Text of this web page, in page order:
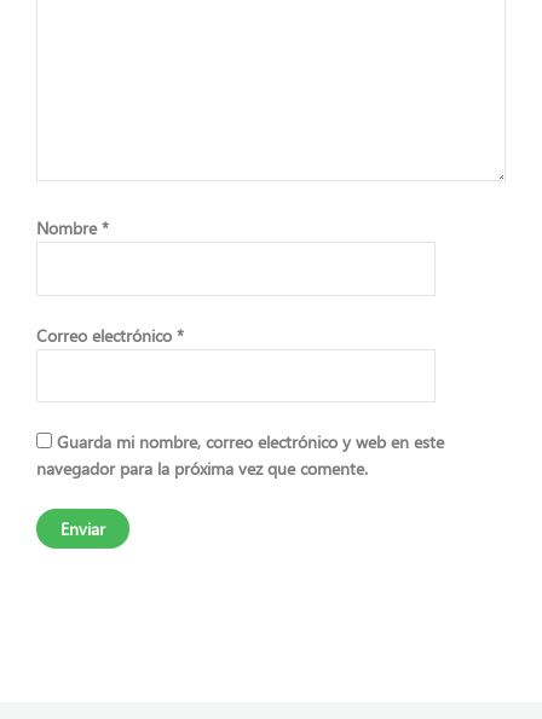
Nombre*
Correo electrónico *
Guarda mi nombre, correo electrónico y web en este
navegador para la próxima vez que comente.